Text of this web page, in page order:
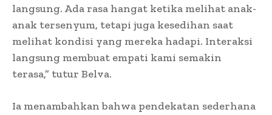
langsung. Ada rasa hangat ketika melihat anak-
anak tersenyum, tetapi juga kesedihan saat
melihat kondisi yang mereka hadapi. Interaksi
langsung membuat empati kami semakin
terasa,” tutur Belva.
Ia menambahkan bahwa pendekatan sederhana